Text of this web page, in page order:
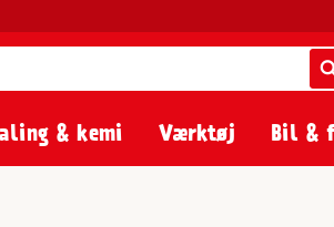
& kemi Værktøj Bil &